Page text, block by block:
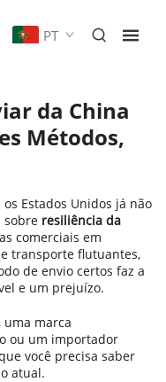
PT
da China
Métodos,
Estados Unidos já não
sobre resiliência da
comerciais em
transporte flutuantes,
de envio certos faz a
e um prejuízo.
uma marca
ou um importador
você precisa saber
atual.